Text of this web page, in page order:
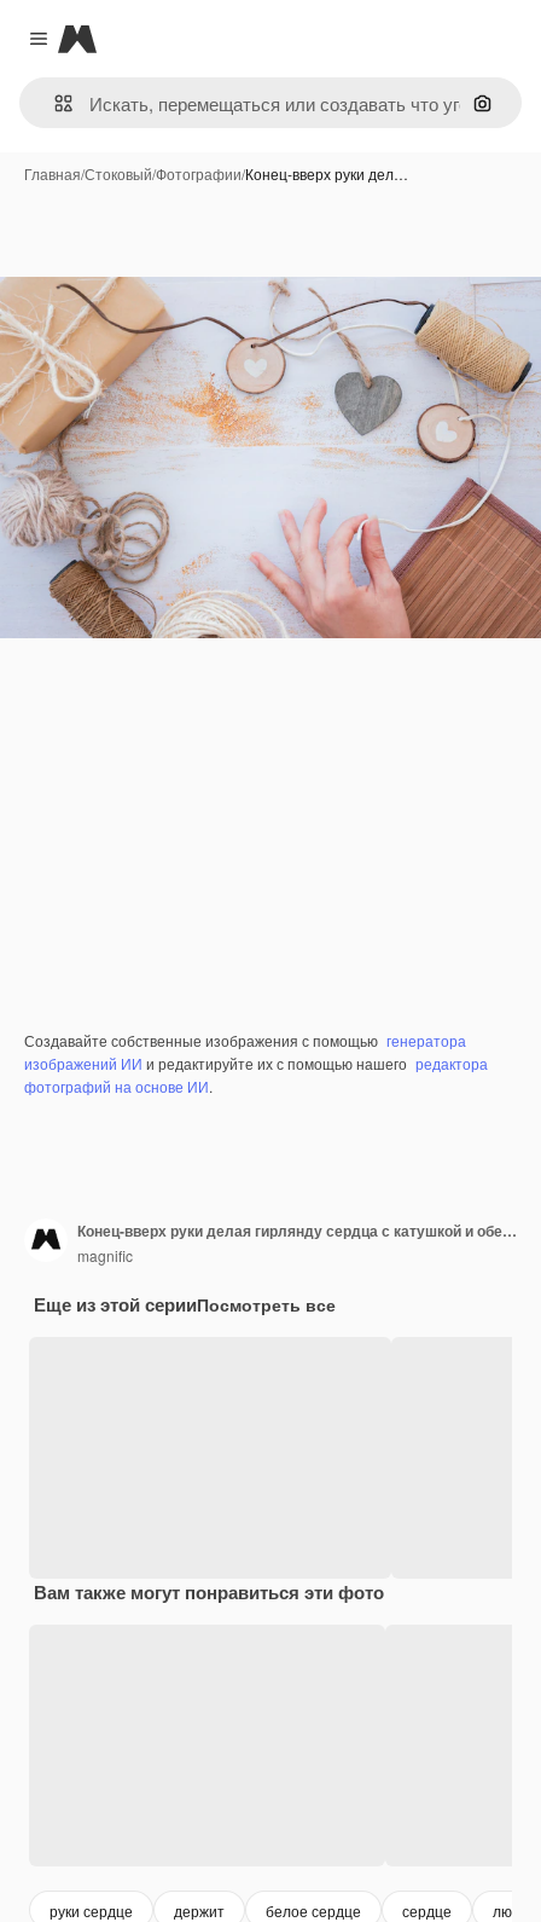
Close menu
Magnific
Поиск
Главная/Стоковый/Фотографии/Конец-вверх руки дел…
Создавайте собственные изображения с помощью генератора
изображений ИИ и редактируйте их с помощью нашего редактора
фотографий на основе ИИ.
Конец-вверх руки делая гирлянду сердца с катушкой и обернутой подарочной коробкой на белом столе
magnific
Еще из этой серииПосмотреть все
Вам также могут понравиться эти фото
руки сердце держит белое сердце сердце